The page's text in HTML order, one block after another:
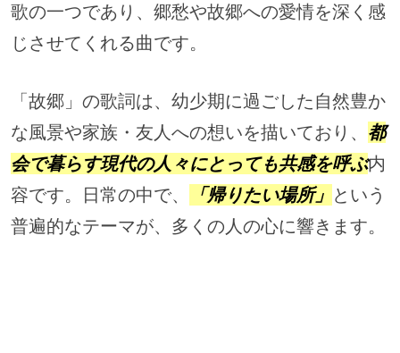
歌の一つであり、郷愁や故郷への愛情を深く感
じさせてくれる曲です。
「故郷」の歌詞は、幼少期に過ごした自然豊か
な風景や家族・友人への想いを描いており、 都
会で暮らす現代の人々にとっても共感を呼ぶ内
容です。日常の中で、
「帰りたい場所」 という
普遍的なテーマが、多くの人の心に響きます。